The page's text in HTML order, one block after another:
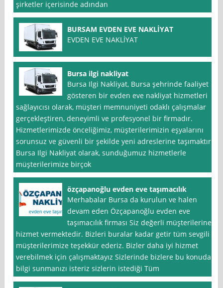
şirketler içerisinde adından
BURSAM EVDEN EVE NAKLİYAT
EVDEN EVE NAKLİYAT
Bursa ilgi nakliyat
Bursa Ilgi Nakliyat, Bursa şehrinde faaliyet
gösteren bir evden eve nakliyat hizmetleri
sağlayıcısı olarak, müşteri memnuniyeti odaklı çalışmalar
gerçekleştiren, deneyimli ve profesyonel bir firmadır.
Hizmetlerimizde önceliğimiz, müşterilerimizin eşyalarını
sorunsuz ve güvenli bir şekilde yeni adreslerine taşımaktır.
Bursa Ilgi Nakliyat olarak, sunduğumuz hizmetlerle
müşterilerimize birçok
özçapanoğlu evden eve taşımacılık
Merhabalar Bursa da kurulun ve halen
devam eden Özçapanoğlu evden eve
taşımacılık firması Siz değerli müşterilerine
hizmet vermektedir. Bizleri buralar kadar getir tüm sevgili
müşterilerimize teşekkür ederiz. Bizler daha iyi hizmet
verebilmek için çalışmaktayız Sizlerinde bizlere bu konuda
bilgi sunmanızı isteriz sizlerin istediği Tüm